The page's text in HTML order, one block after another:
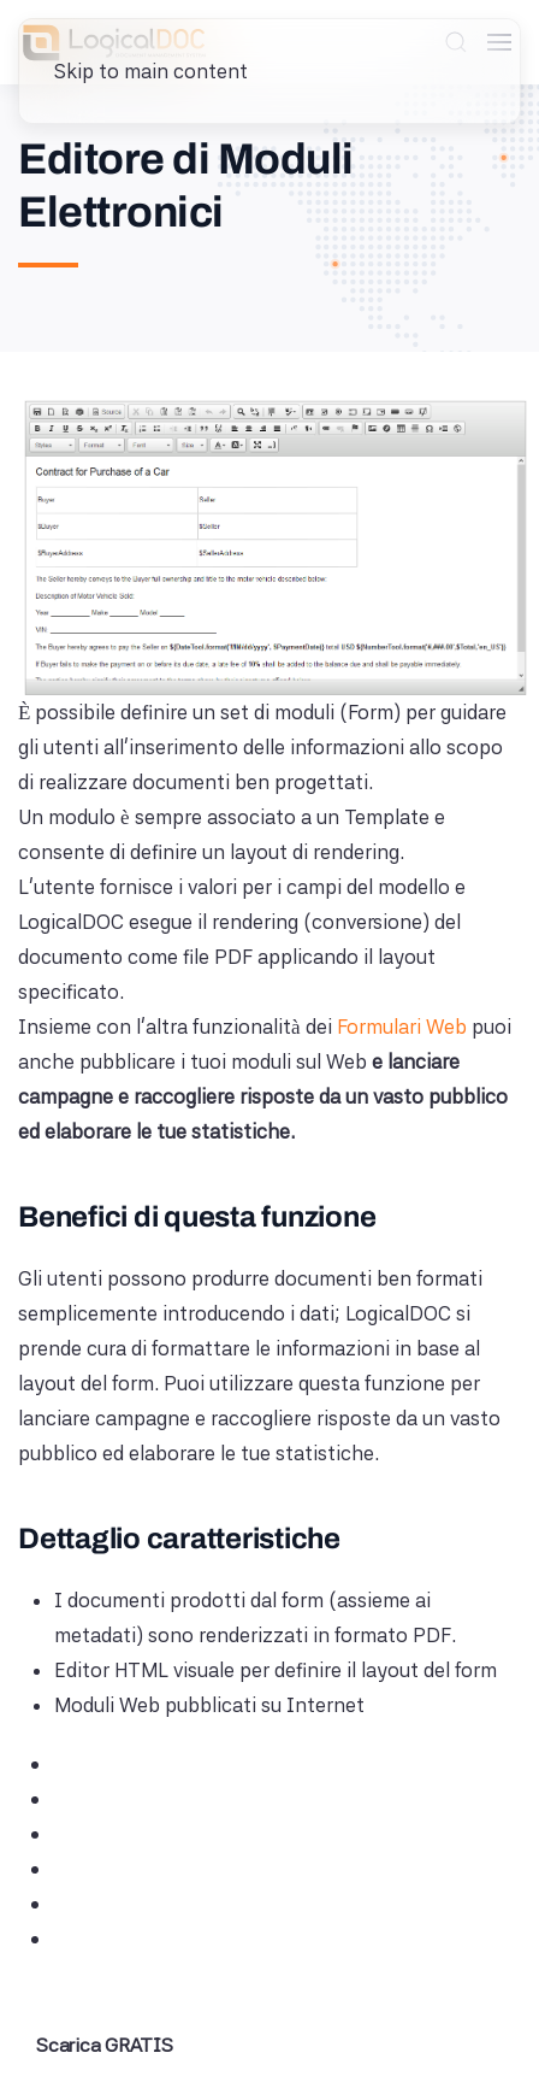
Skip to main content
Editore di Moduli
Elettronici
È possibile definire un set di moduli (Form) per guidare
gli utenti all'inserimento delle informazioni allo scopo
di realizzare documenti ben progettati.
Un modulo è sempre associato a un Template e
consente di definire un layout di rendering.
L'utente fornisce i valori per i campi del modello e
LogicalDOC esegue il rendering (conversione) del
documento come file PDF applicando il layout
specificato.
Insieme con l'altra funzionalità dei Formulari Web puoi
anche pubblicare i tuoi moduli sul Web e lanciare
campagne e raccogliere risposte da un vasto pubblico
ed elaborare le tue statistiche.
Benefici di questa funzione
Gli utenti possono produrre documenti ben formati
semplicemente introducendo i dati; LogicalDOC si
prende cura di formattare le informazioni in base al
layout del form. Puoi utilizzare questa funzione per
lanciare campagne e raccogliere risposte da un vasto
pubblico ed elaborare le tue statistiche.
Dettaglio caratteristiche
I documenti prodotti dal form (assieme ai
metadati) sono renderizzati in formato PDF.
Editor HTML visuale per definire il layout del form
Moduli Web pubblicati su Internet
Scarica GRATIS